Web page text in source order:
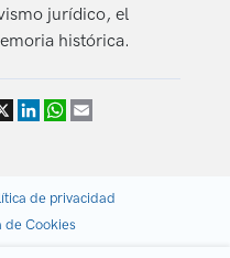
jurídico, el
histórica.
X LinkedInWhatsApp
de privacidad
de Cookies